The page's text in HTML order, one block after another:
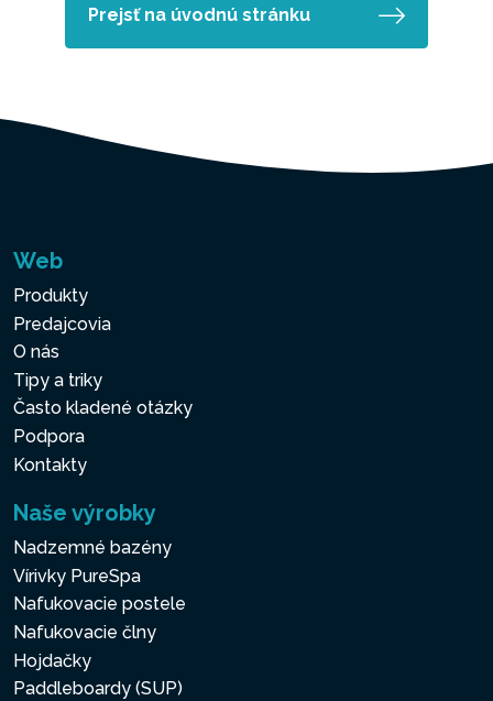
Prejsť na úvodnú stránku
Web
Produkty
Predajcovia
O nás
Tipy a triky
Často kladené otázky
Podpora
Kontakty
Naše výrobky
Nadzemné bazény
Vírivky PureSpa
Nafukovacie postele
Nafukovacie člny
Hojdačky
Paddleboardy (SUP)